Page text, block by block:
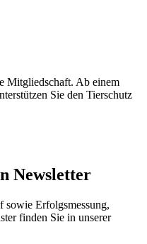
Mitgliedschaft. Ab einem
Sie den Tierschutz
Newsletter
sowie Erfolgsmessung,
finden Sie in unserer